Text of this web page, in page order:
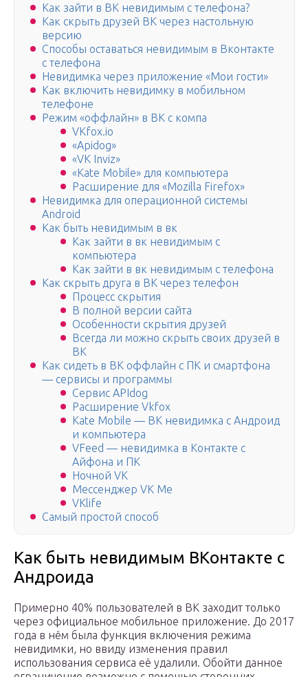
Как зайти в ВК невидимым с телефона?
Как скрыть друзей ВК через настольную
версию
Способы оставаться невидимым в Вконтакте
с телефона
Невидимка через приложение «Мои гости»
Как включить невидимку в мобильном
телефоне
Режим «оффлайн» в ВК с компа
VKfox.io
«Apidog»
«VK Inviz»
«Kate Mobile» для компьютера
Расширение для «Mozilla Firefox»
Невидимка для операционной системы
Android
Как быть невидимым в вк
Как зайти в вк невидимым с
компьютера
Как зайти в вк невидимым с телефона
Как скрыть друга в ВК через телефон
Процесс скрытия
В полной версии сайта
Особенности скрытия друзей
Всегда ли можно скрыть своих друзей в
ВК
Как сидеть в ВК оффлайн с ПК и смартфона
— сервисы и программы
Сервис APIdog
Расширение Vkfox
Kate Mobile — ВК невидимка с Андроид
и компьютера
VFeed — невидимка в Контакте с
Айфона и ПК
Ночной VK
Мессенджер VK Me
VKlife
Самый простой способ
Как быть невидимым ВКонтакте с
Андроида
Примерно 40% пользователей в ВК заходит только
через официальное мобильное приложение. До 2017
года в нём была функция включения режима
невидимки, но ввиду изменения правил
использования сервиса её удалили. Обойти данное